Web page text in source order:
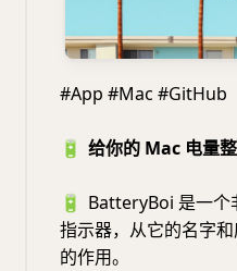
#App #Mac #GitHub
🔋 给你的 Mac 电量
🔋 BatteryBoi 是一个
指示器，从它的名字
的作用。